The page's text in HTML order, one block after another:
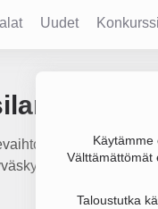
Uudet
Käytämme
Välttämättömät
Taloustutka
Huolto
on 269 000 € ja
Yrityksen